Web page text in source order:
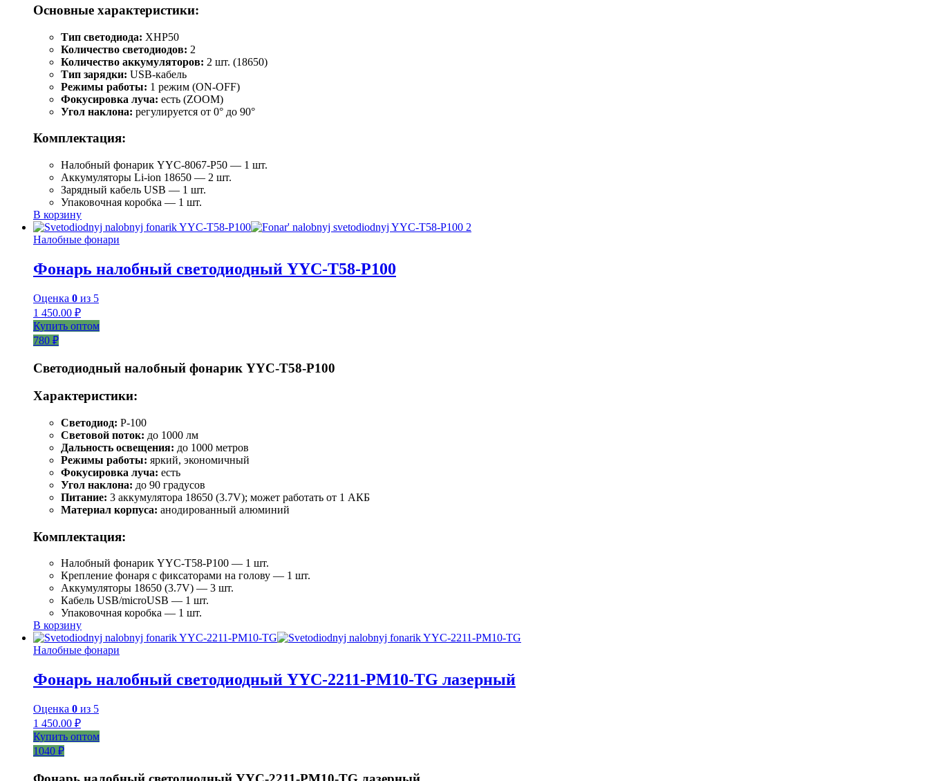
Основные характеристики:
Тип светодиода: XHP50
Количество светодиодов: 2
Количество аккумуляторов: 2 шт. (18650)
Тип зарядки: USB-кабель
Режимы работы: 1 режим (ON-OFF)
Фокусировка луча: есть (ZOOM)
Угол наклона: регулируется от 0° до 90°
Комплектация:
Налобный фонарик YYC-8067-P50 — 1 шт.
Аккумуляторы Li-ion 18650 — 2 шт.
Зарядный кабель USB — 1 шт.
Упаковочная коробка — 1 шт.
В корзину
Налобные фонари
Фонарь налобный светодиодный YYC-T58-P100
Оценка 0 из 5
1 450.00 ₽
Купить оптом
780 ₽
Светодиодный налобный фонарик YYC-T58-P100
Характеристики:
Светодиод: P-100
Световой поток: до 1000 лм
Дальность освещения: до 1000 метров
Режимы работы: яркий, экономичный
Фокусировка луча: есть
Угол наклона: до 90 градусов
Питание: 3 аккумулятора 18650 (3.7V); может работать от 1 АКБ
Материал корпуса: анодированный алюминий
Комплектация:
Налобный фонарик YYC-T58-P100 — 1 шт.
Крепление фонаря с фиксаторами на голову — 1 шт.
Аккумуляторы 18650 (3.7V) — 3 шт.
Кабель USB/microUSB — 1 шт.
Упаковочная коробка — 1 шт.
В корзину
Налобные фонари
Фонарь налобный светодиодный YYC-2211-PM10-TG лазерный
Оценка 0 из 5
1 450.00 ₽
Купить оптом
1040 ₽